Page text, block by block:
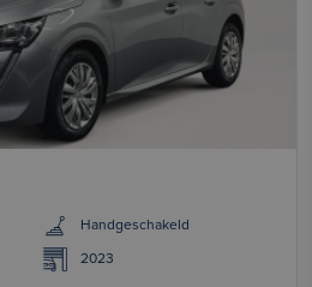
Handgeschakeld
2023